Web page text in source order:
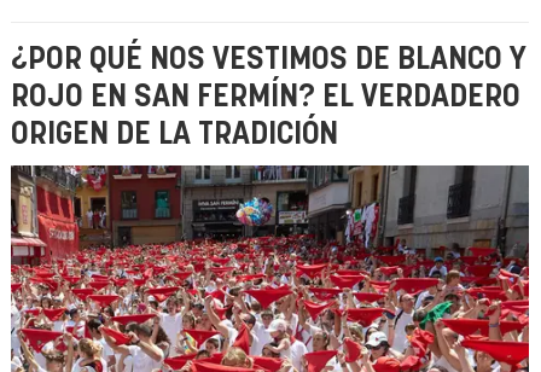
¿POR QUÉ NOS VESTIMOS DE BLANCO Y
ROJO EN SAN FERMÍN? EL VERDADERO
ORIGEN DE LA TRADICIÓN